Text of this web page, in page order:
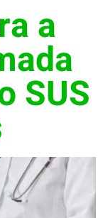
a
SUS